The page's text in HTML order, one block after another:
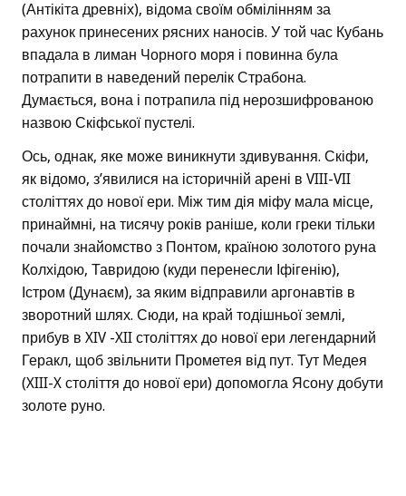
(Антікіта древніх), відома своїм обмілінням за
рахунок принесених рясних наносів. У той час Кубань
впадала в лиман Чорного моря і повинна була
потрапити в наведений перелік Страбона.
Думається, вона і потрапила під нерозшифрованою
назвою Скіфської пустелі.
Ось, однак, яке може виникнути здивування. Скіфи,
як відомо, з’явилися на історичній арені в VIII-VII
століттях до нової ери. Між тим дія міфу мала місце,
принаймні, на тисячу років раніше, коли греки тільки
почали знайомство з Понтом, країною золотого руна
Колхідою, Тавридою (куди перенесли Іфігенію),
Істром (Дунаєм), за яким відправили аргонавтів в
зворотний шлях. Сюди, на край тодішньої землі,
прибув в XIV -XII століттях до нової ери легендарний
Геракл, щоб звільнити Прометея від пут. Тут Медея
(XIII-X століття до нової ери) допомогла Ясону добути
золоте руно.